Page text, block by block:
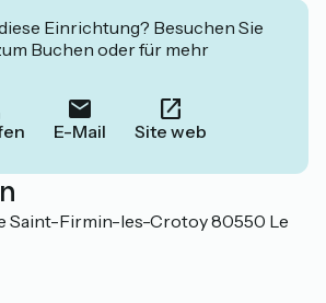
Einrichtung? Besuchen Sie
Buchen oder für mehr
E-Mail Site web
Saint-Firmin-les-Crotoy 80550 Le